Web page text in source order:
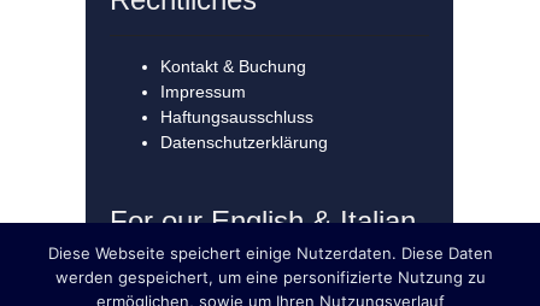
Kontakt & Buchung
Impressum
Haftungsausschluss
Datenschutzerklärung
For our English & Italian
Guests!
Diese Webseite speichert einige Nutzerdaten. Diese Daten
werden gespeichert, um eine personifizierte Nutzung zu
ermöglichen, sowie um Ihren Nutzungsverlauf